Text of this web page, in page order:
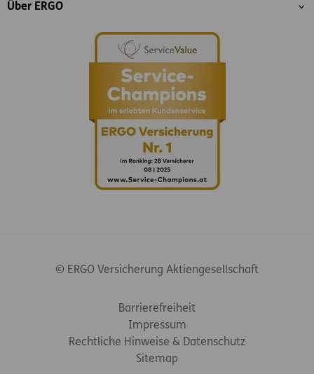
Über ERGO
© ERGO Versicherung Aktiengesellschaft
Barrierefreiheit
Impressum
Rechtliche Hinweise & Datenschutz
Sitemap